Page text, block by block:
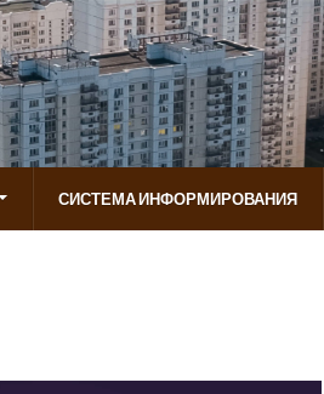
СИСТЕМА ИНФОРМИРОВАНИЯ